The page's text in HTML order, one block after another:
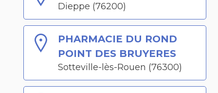
Dieppe (76200)
PHARMACIE DU ROND
POINT DES BRUYERES
Sotteville-lès-Rouen (76300)